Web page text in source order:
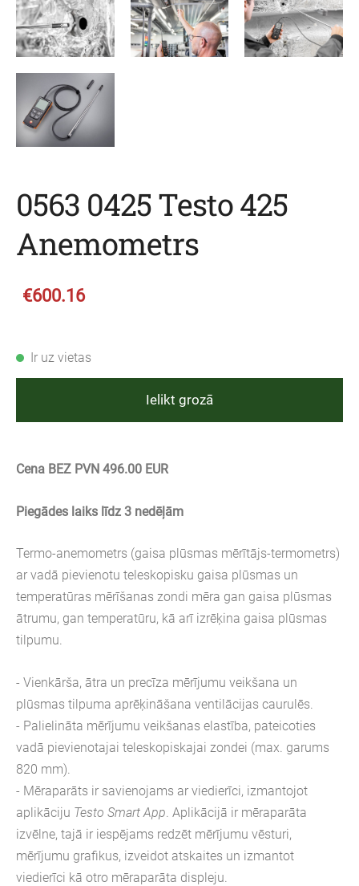
0563 0425 Testo 425
Anemometrs
€600.16
Ir uz vietas
Ielikt grozā
Cena BEZ PVN 496.00 EUR
Piegādes laiks līdz 3 nedēļām
Termo-anemometrs (gaisa plūsmas mērītājs-termometrs)
ar vadā pievienotu teleskopisku gaisa plūsmas un
temperatūras mērīšanas zondi mēra gan gaisa plūsmas
ātrumu, gan temperatūru, kā arī izrēķina gaisa plūsmas
tilpumu.
- Vienkārša, ātra un precīza mērījumu veikšana un
plūsmas tilpuma aprēķināšana ventilācijas caurulēs.
- Palielināta mērījumu veikšanas elastība, pateicoties
vadā pievienotajai teleskopiskajai zondei (max. garums
820 mm).
- Mēraparāts ir savienojams ar viedierīci, izmantojot
aplikāciju Testo Smart App. Aplikācijā ir mēraparāta
izvēlne, tajā ir iespējams redzēt mērījumu vēsturi,
mērījumu grafikus, izveidot atskaites un izmantot
viedierīci kā otro mēraparāta displeju.